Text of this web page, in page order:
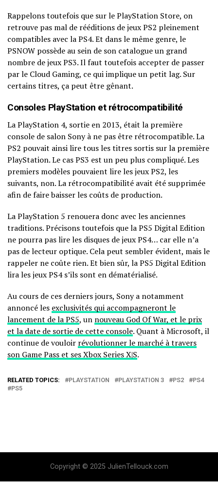
Rappelons toutefois que sur le PlayStation Store, on
retrouve pas mal de rééditions de jeux PS2 pleinement
compatibles avec la PS4. Et dans le même genre, le
PSNOW possède au sein de son catalogue un grand
nombre de jeux PS3. Il faut toutefois accepter de passer
par le Cloud Gaming, ce qui implique un petit lag. Sur
certains titres, ça peut être gênant.
Consoles PlayStation et rétrocompatibilité
La PlayStation 4, sortie en 2013, était la première
console de salon Sony à ne pas être rétrocompatible. La
PS2 pouvait ainsi lire tous les titres sortis sur la première
PlayStation. Le cas PS3 est un peu plus compliqué. Les
premiers modèles pouvaient lire les jeux PS2, les
suivants, non. La rétrocompatibilité avait été supprimée
afin de faire baisser les coûts de production.
La PlayStation 5 renouera donc avec les anciennes
traditions. Précisons toutefois que la PS5 Digital Edition
ne pourra pas lire les disques de jeux PS4… car elle n’a
pas de lecteur optique. Cela peut sembler évident, mais le
rappeler ne coûte rien. Et bien sûr, la PS5 Digital Edition
lira les jeux PS4 s’ils sont en dématérialisé.
Au cours de ces derniers jours, Sony a notamment
annoncé les exclusivités qui accompagneront le
lancement de la PS5, un nouveau God Of War, et le prix
et la date de sortie de cette console. Quant à Microsoft, il
continue de vouloir révolutionner le marché à travers
son Game Pass et ses Xbox Series X|S.
RELATED TOPICS: PLAYSTATION PLAYSTATION 3 PS2
PS4
PS5
Copyright © 2025 JulienTellouck.com